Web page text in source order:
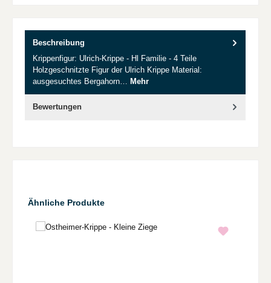
Beschreibung
Krippenfigur: Ulrich-Krippe - Hl Familie - 4 Teile
Holzgeschnitzte Figur der Ulrich Krippe Material:
ausgesuchtes Bergahorn… Mehr
Bewertungen
Produktgalerie überspringen
Ähnliche Produkte